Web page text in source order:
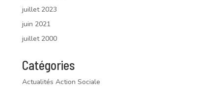
juillet 2023
juin 2021
juillet 2000
Catégories
Actualités Action Sociale